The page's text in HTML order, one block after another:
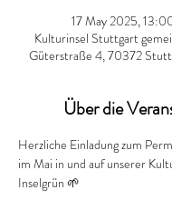
17 May 2025,
Kulturinsel Stuttgart
Güterstraße 4, 70372
Über die
Herzliche Einladung zum
im Mai in und auf unserer
Inselgrün 🌱